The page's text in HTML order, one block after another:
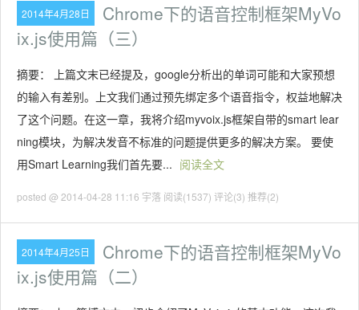
2014年4月28日
Chrome下的语音控制框架MyVo
ix.js使用篇（三）
摘要： 上篇文末已经提及，google分析出的单词可能和大家预想
的输入有差别。上文我们通过预先绑定多个语音指令，权益地解决
了这个问题。在这一章，我将介绍myvoix.js框架自带的smart lear
ning模块，为解决发音不标准的问题提供更多的解决方案。 要使
用Smart Learning我们首先要... 阅读全文
posted @ 2014-04-28 11:16 宇落 阅读(1537) 评论(3) 推荐(2)
2014年4月25日
Chrome下的语音控制框架MyVo
ix.js使用篇（二）